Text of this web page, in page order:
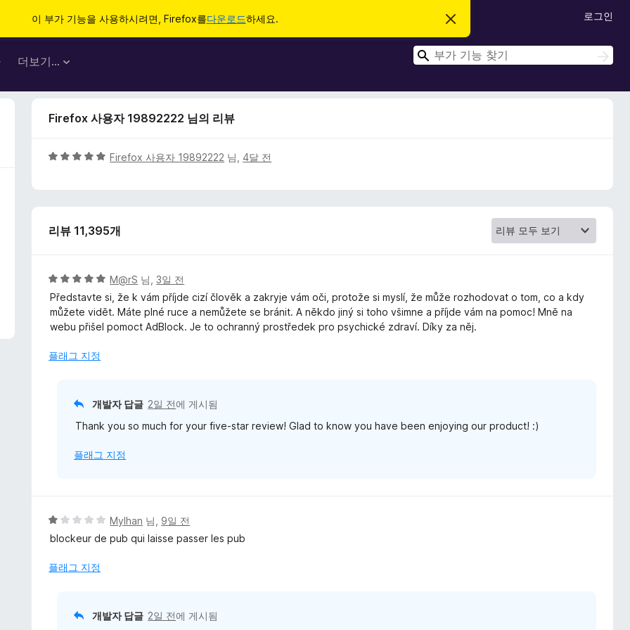
이 부가 기능을 사용하시려면, Firefox를다운로드하세요.
이
림
닫
기
더보기…
로그인
검
검
색
Firefox 사용자 19892222 님의 리뷰
5
5
Firefox 사용자 19892222 님,4달 전
리뷰 11,395개
5
점
만
점
5
M@rS 님,3일 전
Představte si, že k vám příjde cizí člověk a zakryje vám oči, protože si myslí, že může rozhodovat o tom, co a kdy
můžete vidět. Máte plné ruce a nemůžete se bránit. A někdo jiný si toho všimne a příjde vám na pomoc! Mně na
webu přišel pomoct AdBlock. Je to ochranný prostředek pro psychické zdraví. Díky za něj.
플래그 지정
개발자 답글 2일 전에 게시됨
Thank you so much for your five-star review! Glad to know you have been enjoying our product! :)
플래그 지정
5
점
점
Mylhan 님, 9일 전
blockeur de pub qui laisse passer les pub
플래그 지정
개발자 답글 2일 전에 게시됨